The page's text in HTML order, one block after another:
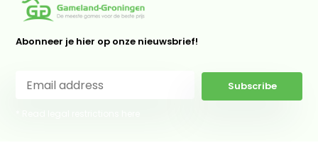
Abonneer je hier op onze nieuwsbrief!
Subscribe